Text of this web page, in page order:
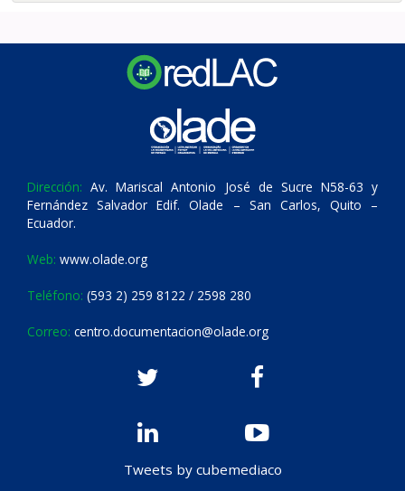
Dirección: Av. Mariscal Antonio José de Sucre N58-63 y
Fernández Salvador Edif. Olade – San Carlos, Quito –
Ecuador.
Web: www.olade.org
Teléfono: (593 2) 259 8122 / 2598 280
Correo: centro.documentacion@olade.org
Tweets by cubemediaco